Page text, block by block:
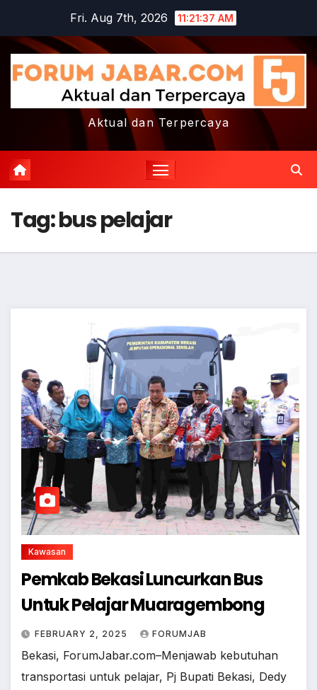
content
Fri. Aug 7th, 2026 11:21:38 AM
Aktual dan Terpercaya
Tag:bus pelajar
Kawasan
Pemkab Bekasi Luncurkan Bus
Untuk Pelajar Muaragembong
FEBRUARY 2, 2025 FORUMJAB
Bekasi, ForumJabar.com–Menjawab kebutuhan
transportasi untuk pelajar, Pj Bupati Bekasi, Dedy